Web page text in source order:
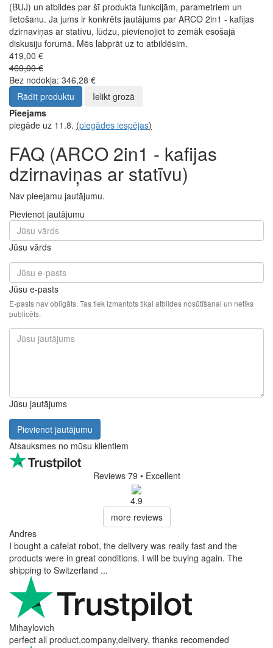
(BUJ) un atbildes par šī produkta funkcijām, parametriem un
lietošanu. Ja jums ir konkrēts jautājums par ARCO 2in1 - kafijas
dzirnaviņas ar statīvu, lūdzu, pievienojiet to zemāk esošajā
diskusiju forumā. Mēs labprāt uz to atbildēsim.
419,00 €
469,00 €
Bez nodokļa: 346,28 €
Rādīt produktu
Ielikt grozā
Pieejams
piegāde uz 11.8. (piegādes iespējas)
FAQ (ARCO 2in1 - kafijas
dzirnaviņas ar statīvu)
Nav pieejamu jautājumu.
Pievienot jautājumu
Jūsu vārds
Jūsu e-pasts
E-pasts nav obligāts. Tas tiek izmantots tikai atbildes nosūtīšanai un netiks
publicēts.
Jūsu jautājums
Pievienot jautājumu
Atsauksmes no mūsu klientiem
Reviews 79 • Excellent
4.9
more reviews
Andres
I bought a cafelat robot, the delivery was really fast and the
products were in great conditions. I will be buying again. The
shipping to Switzerland ...
Mihaylovich
perfect all product,company,delivery, thanks recomended